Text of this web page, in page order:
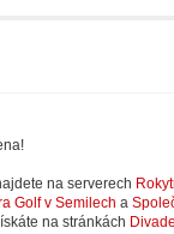
na serverech
Golf v Semilech a
na stránkách